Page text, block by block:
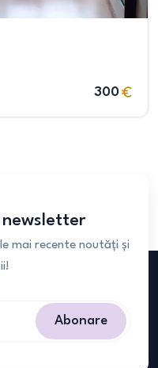
300
mai recente noutăți și
Abonare